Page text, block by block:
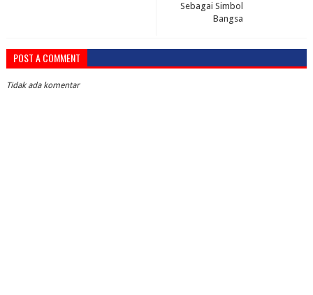
Sebagai Simbol
Bangsa
POST A COMMENT
Tidak ada komentar